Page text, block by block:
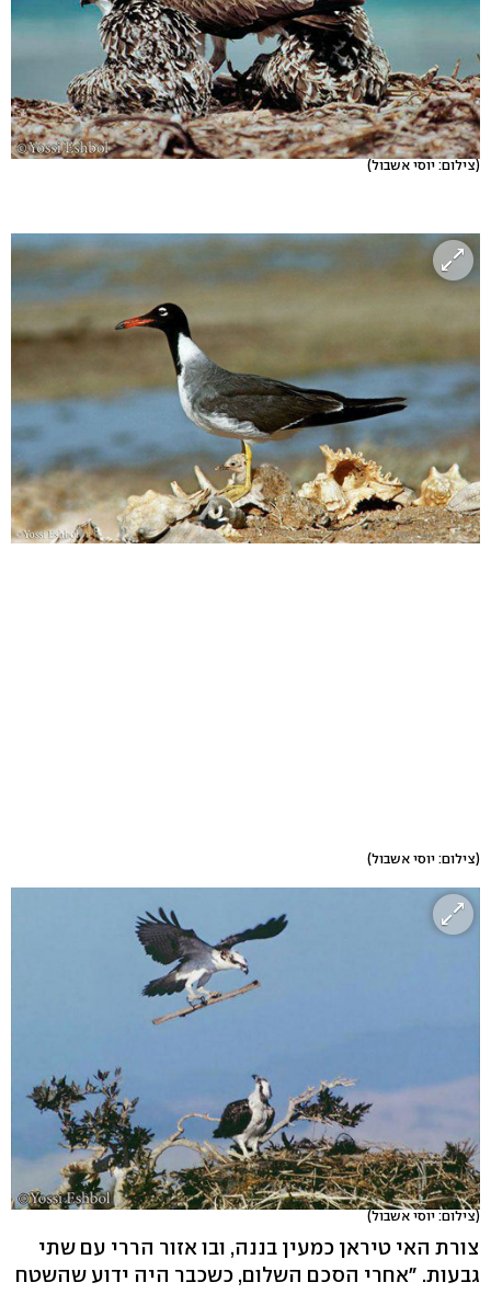
(צילום: יוסי אשבול)
(צילום: יוסי אשבול)
(צילום: יוסי אשבול)
צורת האי טיראן כמעין בננה, ובו אזור הררי עם שתי
גבעות. "אחרי הסכם השלום, כשכבר היה ידוע שהשטח